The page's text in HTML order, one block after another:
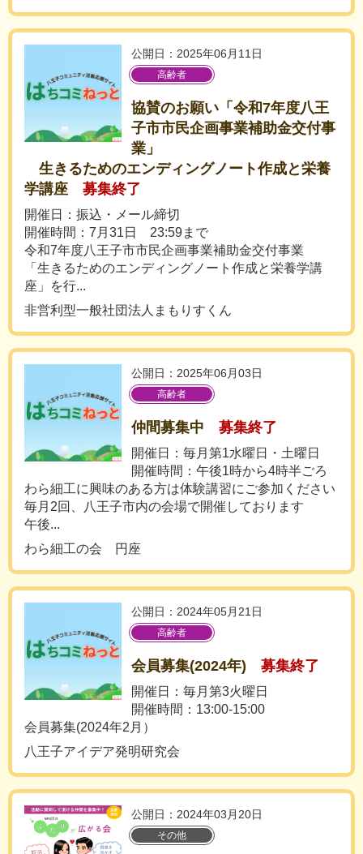
公開日：2025年06月11日
高齢者
協賛のお願い「令和7年度八王
子市市民企画事業補助金交付事
業」
生きるためのエンディングノート作成と栄養
学講座
募集終了
開催日：振込・メール締切
開催時間：7月31日 23:59まで
令和7年度八王子市市民企画事業補助金交付事業
「生きるためのエンディングノート作成と栄養学講
座」を行...
非営利型一般社団法人まもりすくん
公開日：2025年06月03日
高齢者
仲間募集中 募集終了
開催日：毎月第1水曜日・土曜日
開催時間：午後1時から4時半ごろ
わら細工に興味のある方は体験講習にご参加ください
毎月2回、八王子市内の会場で開催しております
午後...
わら細工の会 円座
公開日：2024年05月21日
高齢者
会員募集(2024年) 募集終了
開催日：毎月第3火曜日
開催時間：13:00-15:00
会員募集(2024年2月）
八王子アイデア発明研究会
公開日：2024年03月20日
その他